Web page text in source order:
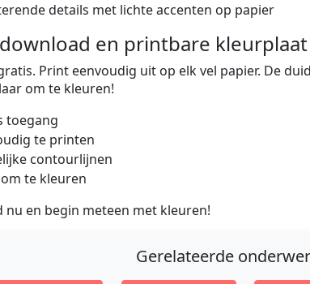
details met lichte accenten op papier
en printbare kleurplaat
Print eenvoudig uit op elk vel papier. De
om te kleuren!
toegang
te printen
contourlijnen
te kleuren
nu en begin meteen met kleuren!
Gerelateerde